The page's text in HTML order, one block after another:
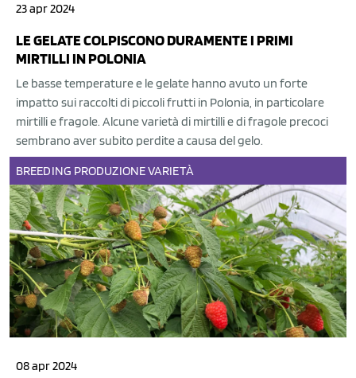
23 apr 2024
LE GELATE COLPISCONO DURAMENTE I PRIMI
MIRTILLI IN POLONIA
Le basse temperature e le gelate hanno avuto un forte
impatto sui raccolti di piccoli frutti in Polonia, in particolare
mirtilli e fragole. Alcune varietà di mirtilli e di fragole precoci
sembrano aver subito perdite a causa del gelo.
BREEDING PRODUZIONEVARIETÀ
08 apr 2024